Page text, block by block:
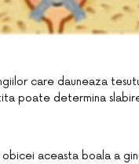
care dauneaza
poate determina
aceasta boala a